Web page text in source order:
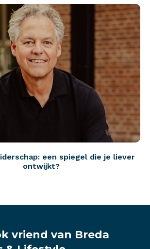
een spiegel die je liever
ontwijkt?
vriend van Breda